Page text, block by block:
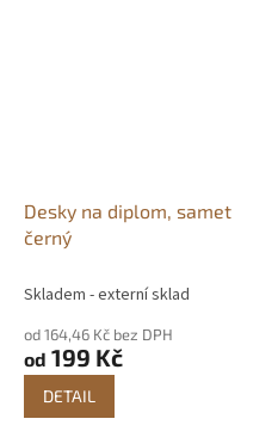
Desky na diplom, samet
černý
Skladem - externí sklad
od 164,46 Kč bez DPH
od 199 Kč
DETAIL